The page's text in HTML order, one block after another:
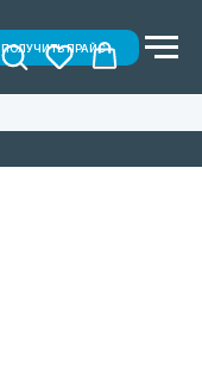
ПОЛУЧИТЬ ПРАЙС